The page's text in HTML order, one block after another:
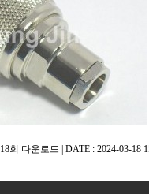
18회 다운로드 | DATE : 2024-03-18